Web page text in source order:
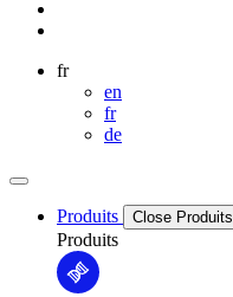
fr
en
fr
de
Produits Close Produits
Produits